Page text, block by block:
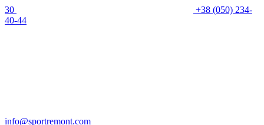
30
+38 (050) 234-
40-44
info@sportremont.com